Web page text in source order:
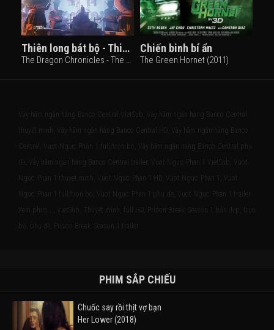
Thiên long bát bộ - Thiên sơn đồng lão
The Dragon Chronicles - The Maidens of Heavenly Mountain (1994)
Chiến binh bí ẩn
The Green Hornet (2011)
Vây hãm ngân hàng Banco Central VietSub, Vây hãm ngân hàng Banco Central
thuyết minh, Vây hãm ngân hàng Banco Central HD, Vây hãm ngân hàng Banco
Central, Vượt Ngục: Phần 1 full/trọn bộ, Vây hãm ngân hàng Banco Central phụ
đề, Vây hãm ngân hàng Banco Central trailer, Vuot Nguc: Phan 1 VietSub, Vuot
Nguc: Phan 1 thuyet minh, Vuot Nguc: Phan 1 HD, Vuot Nguc: Phan 1, Vuot
Nguc: Phan 1 full/tron bo, Vuot Nguc: Phan 1 phu de, Vuot Nguc: Phan 1 trailer
Xem phim , , VietSub, Thuyết minh, full HD, Prison Break: Season 1 bản đẹp, trọn
bộ, phụ đề, Prison Break: Season 1 trailer
PHIM SẮP CHIẾU
Chuốc say rồi thịt vợ bạn
Her Lower (2018)